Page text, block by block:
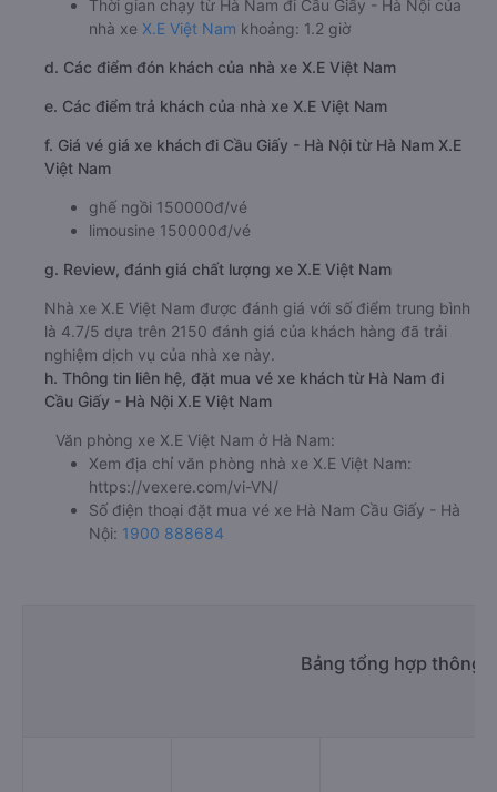
Thời gian chạy từ Hà Nam đi Cầu Giấy - Hà Nội của
nhà xe X.E Việt Nam khoảng: 1.2 giờ
d. Các điểm đón khách của nhà xe X.E Việt Nam
e. Các điểm trả khách của nhà xe X.E Việt Nam
f. Giá vé giá xe khách đi Cầu Giấy - Hà Nội từ Hà Nam X.E
Việt Nam
ghế ngồi 150000đ/vé
limousine 150000đ/vé
g. Review, đánh giá chất lượng xe X.E Việt Nam
Nhà xe X.E Việt Nam được đánh giá với số điểm trung bình
là 4.7/5 dựa trên 2150 đánh giá của khách hàng đã trải
nghiệm dịch vụ của nhà xe này.
h. Thông tin liên hệ, đặt mua vé xe khách từ Hà Nam đi
Cầu Giấy - Hà Nội X.E Việt Nam
Văn phòng xe X.E Việt Nam ở Hà Nam:
Xem địa chỉ văn phòng nhà xe X.E Việt Nam:
https://vexere.com/vi-VN/
Số điện thoại đặt mua vé xe Hà Nam Cầu Giấy - Hà
Nội: 1900 888684
Bảng tổng hợp thông